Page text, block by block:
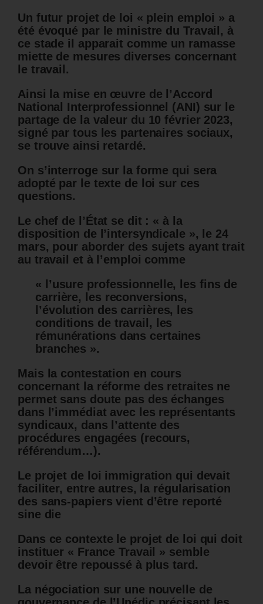
Un futur projet de loi « plein emploi » a
été évoqué par le ministre du Travail, à
ce stade il apparait comme un ramasse
miette de mesures diverses concernant
le travail.
Ainsi la mise en œuvre de l’Accord
National Interprofessionnel (ANI) sur le
partage de la valeur du 10 février 2023,
signé par tous les partenaires sociaux,
se trouve ainsi retardé.
On s’interroge sur la forme qui sera
adopté par le texte de loi sur ces
questions.
Le chef de l’État se dit : « à la
disposition de l’intersyndicale », le 24
mars, pour aborder des sujets ayant trait
au travail et à l’emploi comme
« l’usure professionnelle, les fins de
carrière, les reconversions,
l’évolution des carrières, les
conditions de travail, les
rémunérations dans certaines
branches ».
Mais la contestation en cours
concernant la réforme des retraites ne
permet sans doute pas des échanges
dans l’immédiat avec les représentants
syndicaux, dans l’attente des
procédures engagées (recours,
référendum…).
Le projet de loi immigration qui devait
faciliter, entre autres, la régularisation
des sans-papiers vient d’être reporté
sine die
Dans ce contexte le projet de loi qui doit
instituer « France Travail » semble
devoir être repoussé à plus tard.
La négociation sur une nouvelle de